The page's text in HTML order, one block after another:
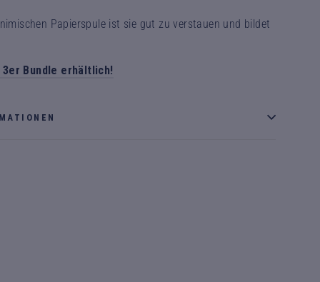
Papierspule ist sie gut zu verstauen und bildet
Bundle erhältlich!